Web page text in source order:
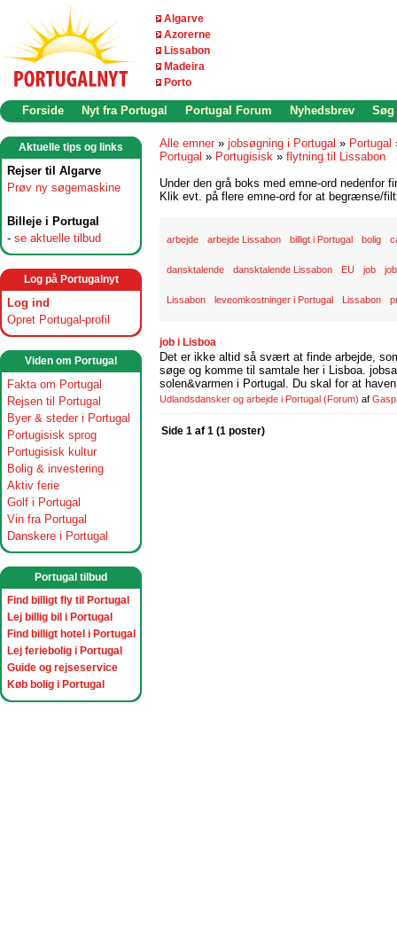
Algarve
Azorerne
Lissabon
Madeira
Porto
Forside Nyt fra Portugal Portugal Forum Nyhedsbrev Søg
Aktuelle tips og links
Rejser til Algarve
Prøv ny søgemaskine
Billeje i Portugal
- se aktuelle tilbud
Log på Portugalnyt
Log ind
Opret Portugal-profil
Viden om Portugal
Fakta om Portugal
Rejsen til Portugal
Byer & steder i Portugal
Portugisisk sprog
Portugisisk kultur
Bolig & investering
Aktiv ferie
Golf i Portugal
Vin fra Portugal
Danskere i Portugal
Portugal tilbud
Find billigt fly til Portugal
Lej billig bil i Portugal
Find billigt hotel i Portugal
Lej feriebolig i Portugal
Guide og rejseservice
Køb bolig i Portugal
Alle emner » jobsøgning i Portugal » Portugal
Portugal » Portugisisk » flytning til Lissabon
Under den grå boks med emne-ord nedenfor
Klik evt. på flere emne-ord for at begrænse/
arbejde arbejde Lissabon billigt i Portugal bolig
dansktalende dansktalende Lissabon EU job
Lissabon leveomkostninger i Portugal Lissabon
job i Lisboa
Det er ikke altid så svært at finde arbejde,
søge og komme til samtale her i Lisboa.
solen&varmen i Portugal. Du skal for at
Udlandsdansker og arbejde i Portugal (Forum) af
Side 1 af 1 (1 poster)